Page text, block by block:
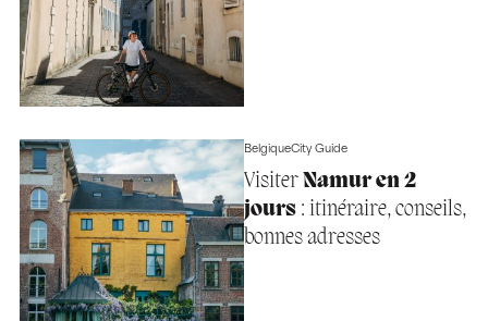
BelgiqueCity Guide
Visiter Namur en 2
jours: itinéraire, conseils,
bonnes adresses